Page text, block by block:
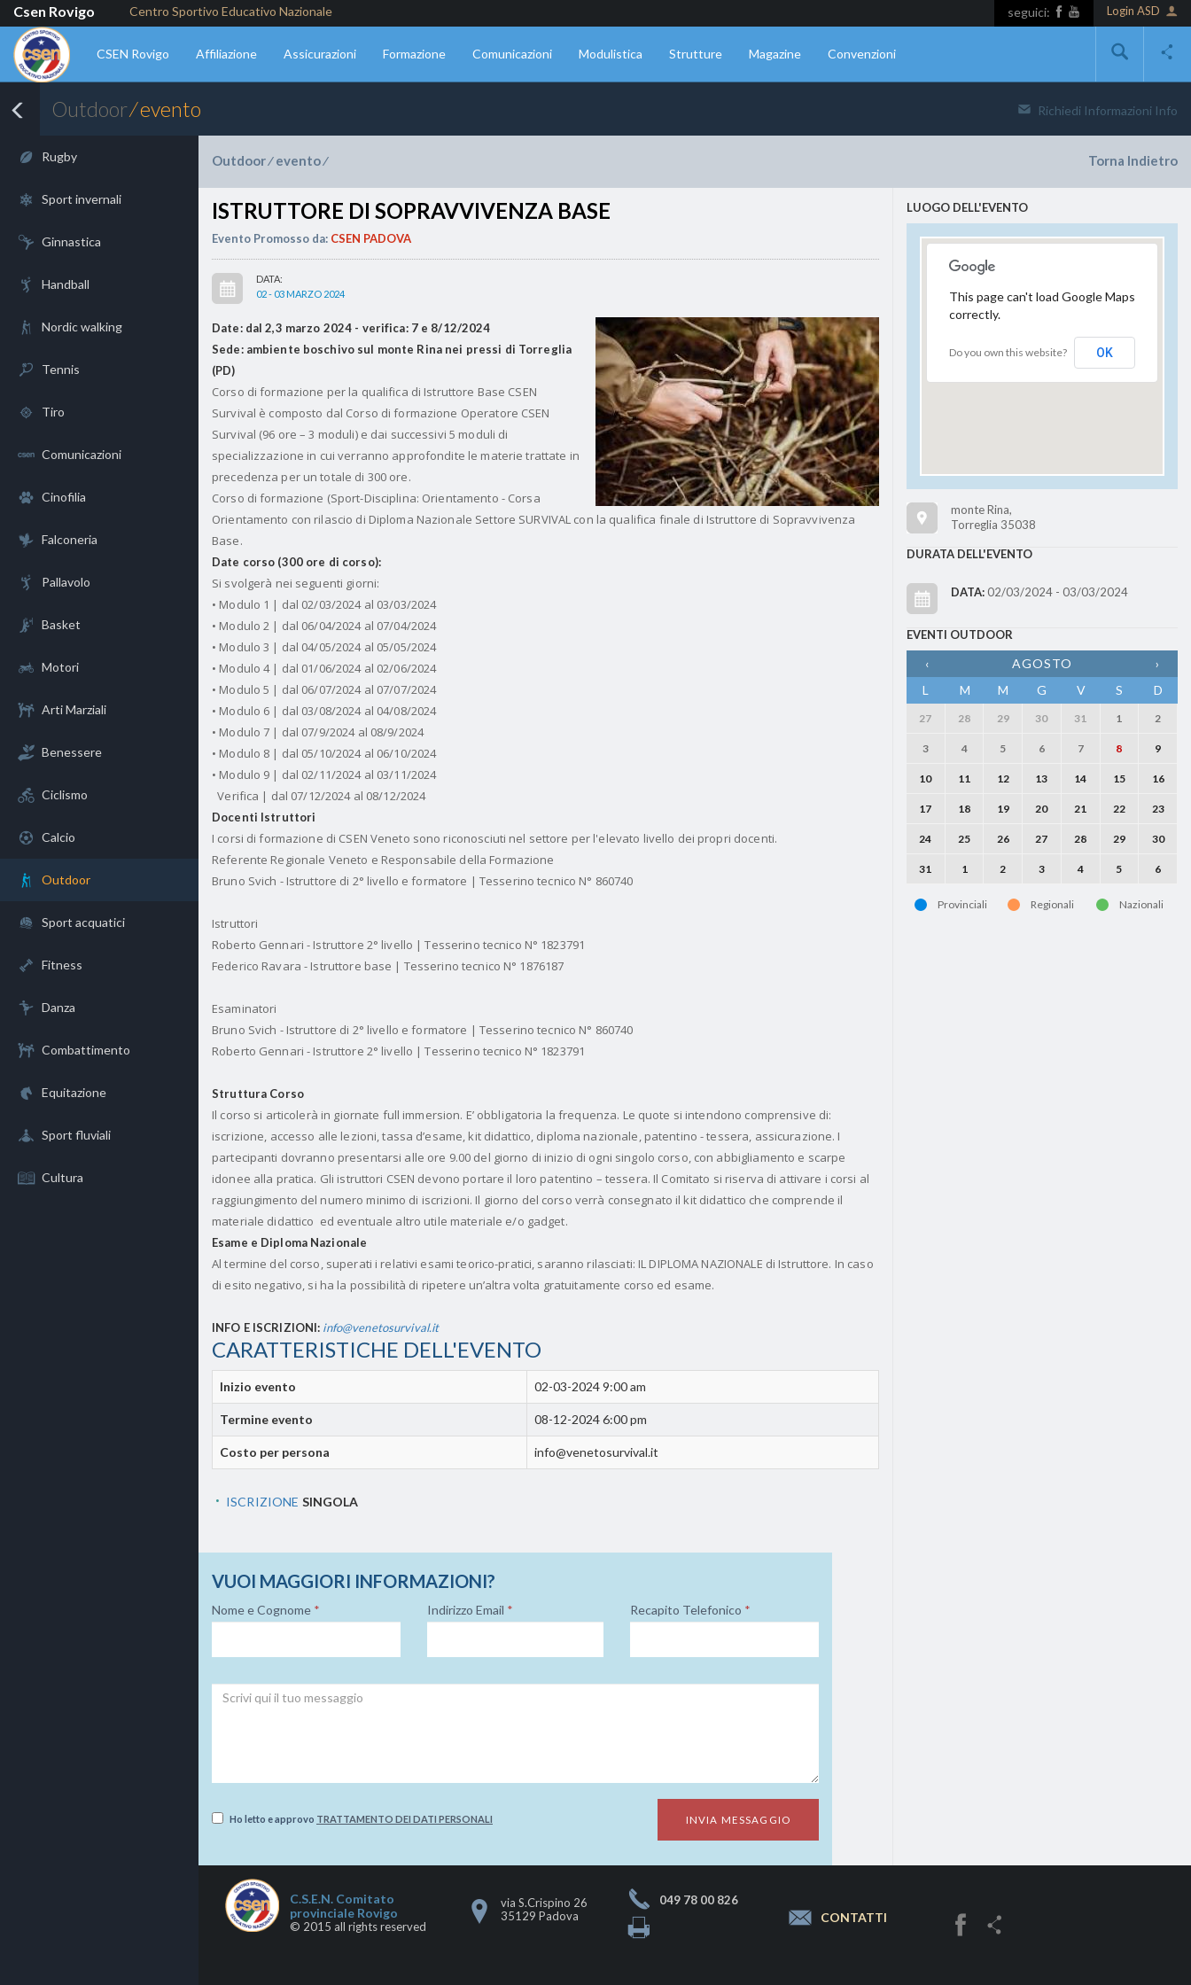
Csen Rovigo Centro Sportivo Educativo Nazionale Login ASD
seguici:
CSEN Rovigo Affiliazione Assicurazioni Formazione Comunicazioni Modulistica Strutture Magazine Convenzioni
Outdoor⁄ evento Richiedi Informazioni Info
Rugby
Sport invernali
Ginnastica
Handball
Nordic walking
Tennis
Tiro
Comunicazioni
Cinofilia
Falconeria
Pallavolo
Basket
Motori
Arti Marziali
Benessere
Ciclismo
Calcio
Outdoor
Sport acquatici
Fitness
Danza
Combattimento
Equitazione
Sport fluviali
Cultura
Outdoor⁄evento⁄ Torna Indietro
ISTRUTTORE DI SOPRAVVIVENZA BASE
Evento Promosso da: CSEN PADOVA
DATA:
02 - 03 MARZO 2024
Date: dal 2,3 marzo 2024 - verifica: 7 e 8/12/2024
Sede: ambiente boschivo sul monte Rina nei pressi di Torreglia
(PD)
Corso di formazione per la qualifica di Istruttore Base CSEN
Survival è composto dal Corso di formazione Operatore CSEN
Survival (96 ore – 3 moduli) e dai successivi 5 moduli di
specializzazione in cui verranno approfondite le materie trattate in
precedenza per un totale di 300 ore.
Corso di formazione (Sport-Disciplina: Orientamento - Corsa
Orientamento con rilascio di Diploma Nazionale Settore SURVIVAL con la qualifica finale di Istruttore di Sopravvivenza
Base.
Date corso (300 ore di corso):
Si svolgerà nei seguenti giorni:
• Modulo 1 | dal 02/03/2024 al 03/03/2024
• Modulo 2 | dal 06/04/2024 al 07/04/2024
• Modulo 3 | dal 04/05/2024 al 05/05/2024
• Modulo 4 | dal 01/06/2024 al 02/06/2024
• Modulo 5 | dal 06/07/2024 al 07/07/2024
• Modulo 6 | dal 03/08/2024 al 04/08/2024
• Modulo 7 | dal 07/9/2024 al 08/9/2024
• Modulo 8 | dal 05/10/2024 al 06/10/2024
• Modulo 9 | dal 02/11/2024 al 03/11/2024
Verifica | dal 07/12/2024 al 08/12/2024
Docenti Istruttori
I corsi di formazione di CSEN Veneto sono riconosciuti nel settore per l'elevato livello dei propri docenti.
Referente Regionale Veneto e Responsabile della Formazione
Bruno Svich - Istruttore di 2° livello e formatore | Tesserino tecnico N° 860740
Istruttori
Roberto Gennari - Istruttore 2° livello | Tesserino tecnico N° 1823791
Federico Ravara - Istruttore base | Tesserino tecnico N° 1876187
Esaminatori
Bruno Svich - Istruttore di 2° livello e formatore | Tesserino tecnico N° 860740
Roberto Gennari - Istruttore 2° livello | Tesserino tecnico N° 1823791
Struttura Corso
Il corso si articolerà in giornate full immersion. E’ obbligatoria la frequenza. Le quote si intendono comprensive di:
iscrizione, accesso alle lezioni, tassa d’esame, kit didattico, diploma nazionale, patentino - tessera, assicurazione. I
partecipanti dovranno presentarsi alle ore 9.00 del giorno di inizio di ogni singolo corso, con abbigliamento e scarpe
idonee alla pratica. Gli istruttori CSEN devono portare il loro patentino – tessera. Il Comitato si riserva di attivare i corsi al
raggiungimento del numero minimo di iscrizioni. Il giorno del corso verrà consegnato il kit didattico che comprende il
materiale didattico ed eventuale altro utile materiale e/o gadget.
Esame e Diploma Nazionale
Al termine del corso, superati i relativi esami teorico-pratici, saranno rilasciati: IL DIPLOMA NAZIONALE di Istruttore. In caso
di esito negativo, si ha la possibilità di ripetere un’altra volta gratuitamente corso ed esame.
INFO E ISCRIZIONI: info@venetosurvival.it
CARATTERISTICHE DELL'EVENTO
Inizio evento 02-03-2024 9:00 am
Termine evento 08-12-2024 6:00 pm
Costo per persona info@venetosurvival.it
ISCRIZIONE SINGOLA
VUOI MAGGIORI INFORMAZIONI?
Nome e Cognome * Indirizzo Email * Recapito Telefonico *
Ho letto e approvo TRATTAMENTO DEI DATI PERSONALI
LUOGO DELL'EVENTO
This page can't load Google Maps
correctly.
Do you own this website? OK
monte Rina,
Torreglia 35038
DURATA DELL'EVENTO
DATA: 02/03/2024 - 03/03/2024
EVENTI OUTDOOR
‹ AGOSTO
›
L
M M G V S D
27 28 29 30 31 1 2
3 4 5 6 7 8 9
10 11 12 13 14 15 16
17 18 19 20 21 22 23
24 25 26 27 28 29 30
31 1 2 3 4 5 6
Provinciali Regionali Nazionali
C.S.E.N. Comitato
provinciale Rovigo
© 2015 all rights reserved
via S.Crispino 26
35129 Padova
049 78 00 826
CONTATTI